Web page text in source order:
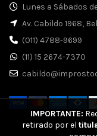
Lunes a Sábados
Av. Cabildo 1968,
(011) 4788-9699
(11) 15 2674-7370
IMPORTANTE:
retirado por el